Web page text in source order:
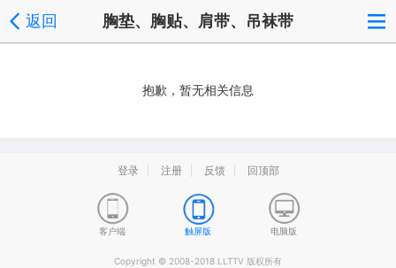
返回 胸垫、胸贴、肩带、吊袜带
抱歉，暂无相关信息
登录 注册 反馈 回顶部
客户端 触屏版 电脑版
Copyright © 2008-2018 LLTTV 版权所有